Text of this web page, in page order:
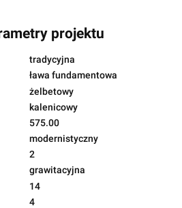
projektu
tradycyjna
ława fundamentowa
żelbetowy
kalenicowy
575.00
modernistyczny
2
grawitacyjna
14
4